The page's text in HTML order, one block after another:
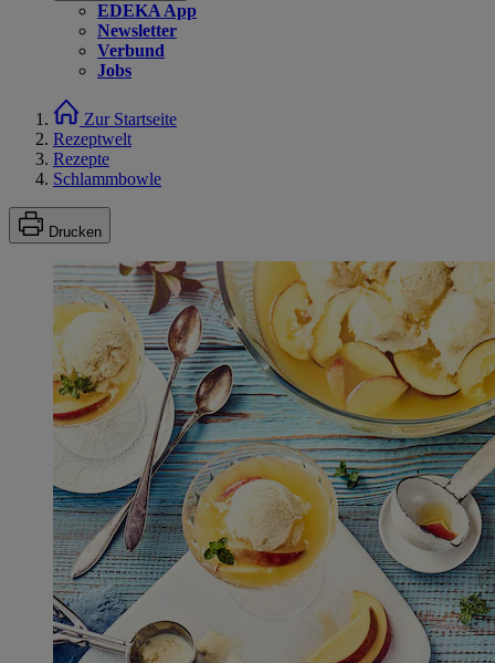
EDEKA App
Newsletter
Verbund
Jobs
Zur Startseite
Rezeptwelt
Rezepte
Schlammbowle
Drucken